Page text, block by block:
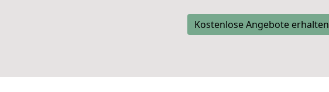
Kostenlose Angebote erhalten